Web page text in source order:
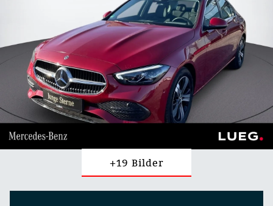
+19 Bilder